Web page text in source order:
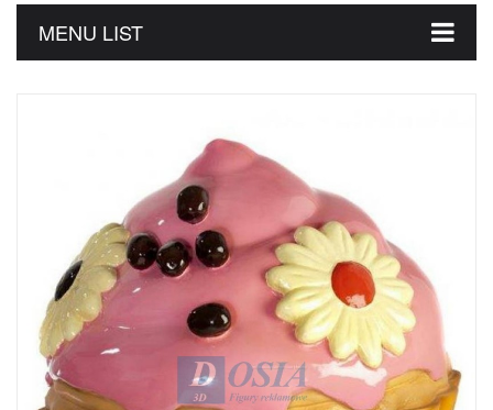
MENU LIST